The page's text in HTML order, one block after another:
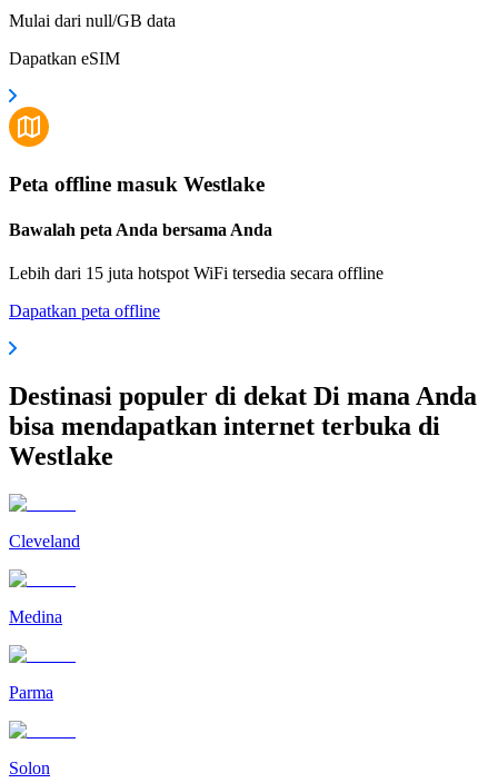
Mulai dari null/GB data
Dapatkan eSIM
Peta offline masuk Westlake
Bawalah peta Anda bersama Anda
Lebih dari 15 juta hotspot WiFi tersedia secara offline
Dapatkan peta offline
Destinasi populer di dekat Di mana Anda
bisa mendapatkan internet terbuka di
Westlake
Cleveland
Medina
Parma
Solon